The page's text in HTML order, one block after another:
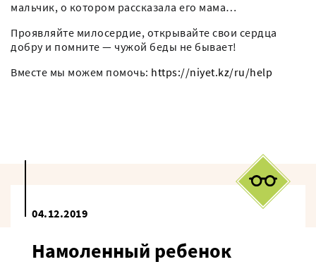
мальчик, о котором рассказала его мама…
Проявляйте милосердие, открывайте свои сердца
добру и помните — чужой беды не бывает!
Вместе мы можем помочь: https://niyet.kz/ru/help
04.12.2019
Намоленный ребенок